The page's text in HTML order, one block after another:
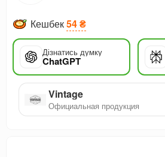
Кешбек54 ₴
Дізнатись думку
ChatGPT
Vintage
Официальная продукция